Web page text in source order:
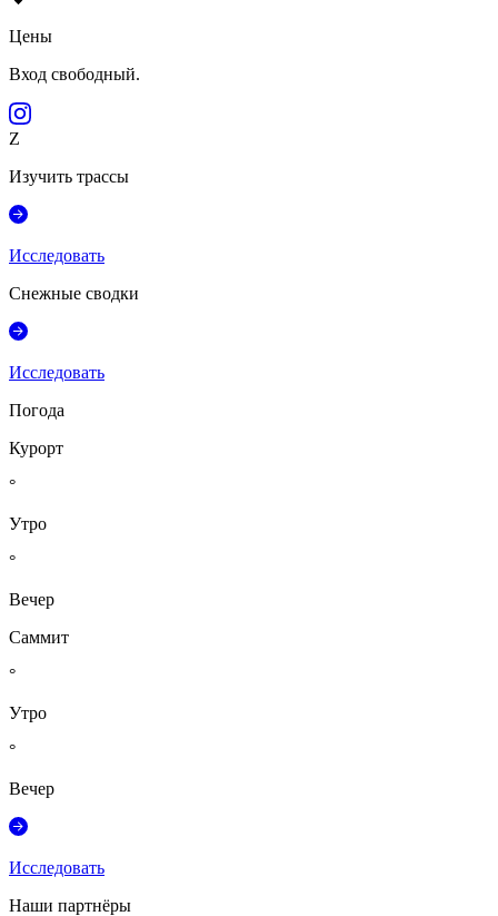
Цены
Вход свободный.
Z
Изучить трассы
Исследовать
Снежные сводки
Исследовать
Погода
Курорт
°
Утро
°
Вечер
Саммит
°
Утро
°
Вечер
Исследовать
Наши партнёры